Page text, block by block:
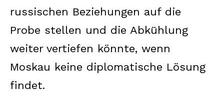
russischen Beziehungen auf die
Probe stellen und die Abkühlung
weiter vertiefen könnte, wenn
Moskau keine diplomatische Lösung
findet.